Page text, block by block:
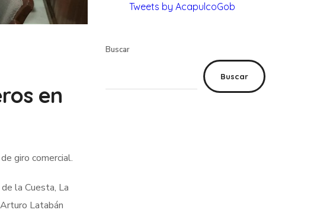
en
giro comercial.
la Cuesta, La
Latabán
Tweets by AcapulcoGob
Buscar
Buscar